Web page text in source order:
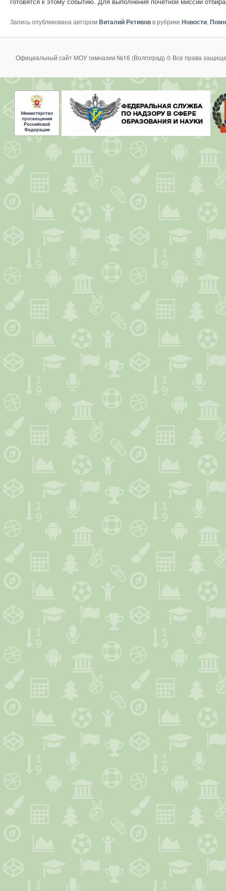
Запись опубликована авторомВиталий Ретивовв рубрике Новости,
Официальный сайт МОУ гимназии №16 (Волгоград) © Все права